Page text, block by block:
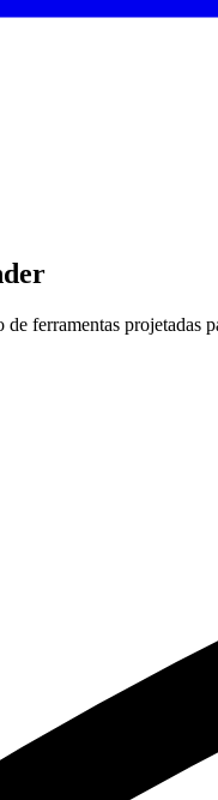
ferramentas projetadas